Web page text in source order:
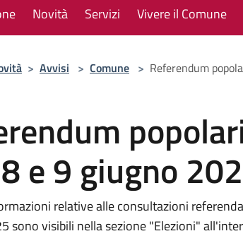
Novità Servizi Vivere il Comune
> Avvisi > Comune > Referendum
e 9 giugno
relative alle consultazioni
sono visibili nella sezione "Elezioni"